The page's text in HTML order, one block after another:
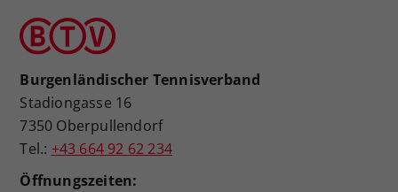
Burgenländischer Tennisverband
Stadiongasse 16
7350 Oberpullendorf
Tel.: +43 664 92 62 234
Öffnungszeiten: